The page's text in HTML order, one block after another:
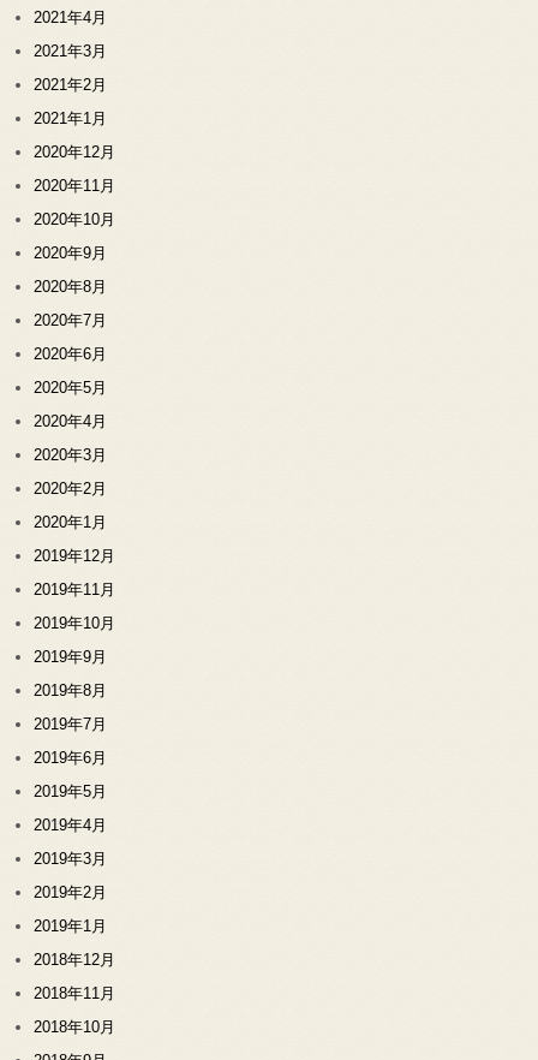
2021年4月
2021年3月
2021年2月
2021年1月
2020年12月
2020年11月
2020年10月
2020年9月
2020年8月
2020年7月
2020年6月
2020年5月
2020年4月
2020年3月
2020年2月
2020年1月
2019年12月
2019年11月
2019年10月
2019年9月
2019年8月
2019年7月
2019年6月
2019年5月
2019年4月
2019年3月
2019年2月
2019年1月
2018年12月
2018年11月
2018年10月